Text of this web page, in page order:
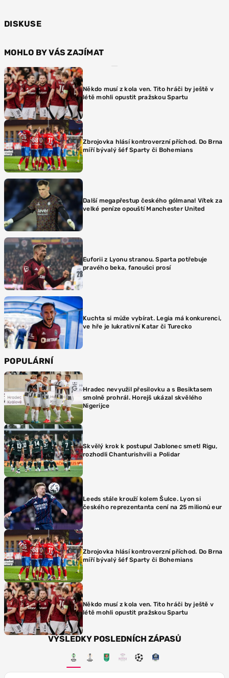
DISKUSE
MOHLO BY VÁS ZAJÍMAT
Někdo musí z kola ven. Tito hráči by ještě v
létě mohli opustit pražskou Spartu
Zbrojovka hlásí kontroverzní příchod. Do Brna
míří bývalý šéf Sparty či Bohemians
Další megapřestup českého gólmana! Vítek za
velké peníze opouští Manchester United
Euforii z Lyonu stranou. Sparta potřebuje
pravého beka, fanoušci prosí
Kuchta si může vybírat. Legia má konkurenci,
ve hře je lukrativní Katar či Turecko
POPULÁRNÍ
Hradec nevyužil přesilovku a s Besiktasem
smolně prohrál. Horejš ukázal skvělého
Nigerijce
Skvělý krok k postupu! Jablonec smetl Rigu,
rozhodli Chanturishvili a Polidar
Leeds stále krouží kolem Šulce. Lyon si
českého reprezentanta cení na 25 milionů eur
Zbrojovka hlásí kontroverzní příchod. Do Brna
míří bývalý šéf Sparty či Bohemians
Někdo musí z kola ven. Tito hráči by ještě v
létě mohli opustit pražskou Spartu
VÝSLEDKY POSLEDNÍCH ZÁPASŮ